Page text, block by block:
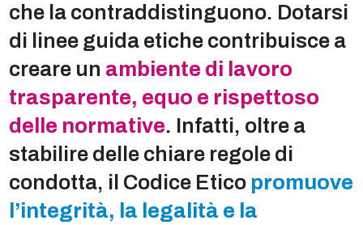
che la contraddistinguono. Dotarsi
di linee guida etiche contribuisce a
creare un ambiente di lavoro
trasparente, equo e rispettoso
delle normative. Infatti, oltre a
stabilire delle chiare regole di
condotta, il Codice Etico promuove
l’integrità, la legalità e la